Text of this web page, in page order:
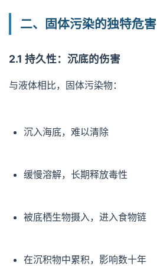
二、固体污染的独特危害
2.1 持久性：沉底的伤害
与液体相比，固体污染物：
沉入海底，难以清除
缓慢溶解，长期释放毒性
被底栖生物摄入，进入食物链
在沉积物中累积，影响数十年